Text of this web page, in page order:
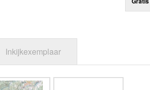
Inkijkexemplaar